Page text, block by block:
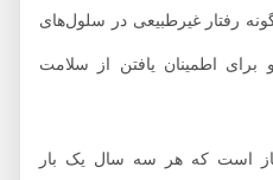
غیرطبیعی در سلول‌های
اطمینان یافتن از سلامت
سال نیاز است که هر سه سال یک بار